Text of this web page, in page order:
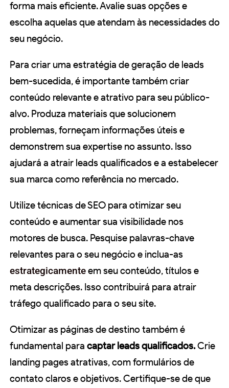
forma mais eficiente. Avalie suas opções e
escolha aquelas que atendam às necessidades do
seu negócio.
Para criar uma estratégia de geração de leads
bem-sucedida, é importante também criar
conteúdo relevante e atrativo para seu público-
alvo. Produza materiais que solucionem
problemas, forneçam informações úteis e
demonstrem sua expertise no assunto. Isso
ajudará a atrair leads qualificados e a estabelecer
sua marca como referência no mercado.
Utilize técnicas de SEO para otimizar seu
conteúdo e aumentar sua visibilidade nos
motores de busca. Pesquise palavras-chave
relevantes para o seu negócio e inclua-as
estrategicamenteem seu conteúdo, títulos e
meta descrições. Isso contribuirá para atrair
tráfego qualificado para o seu site.
Otimizar as páginas de destino também é
fundamental para captar leads qualificados.Crie
landing pages atrativas, com formulários de
contato claros e objetivos. Certifique-se de que